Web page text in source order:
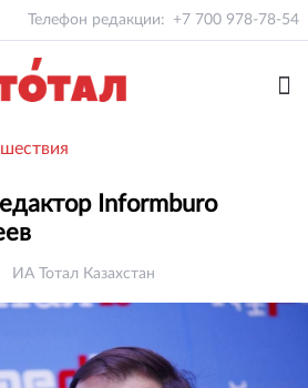
Телефон редакции: +7 700 978-78-54
Informburo
ИА Тотал Казахстан